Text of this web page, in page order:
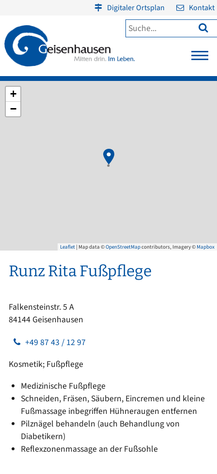
Digitaler Ortsplan Kontakt

+
−
Leaflet | Map data ©OpenStreetMapcontributors, Imagery © Mapbox
Runz Rita Fußpflege
Falkensteinstr. 5 A
84144 Geisenhausen
+49 87 43 / 12 97
Kosmetik; Fußpflege
Medizinische Fußpflege
Schneiden, Fräsen, Säubern, Eincremen und kleine
Fußmassage inbegriffen Hühneraugen entfernen
Pilznägel behandeln (auch Behandlung von
Diabetikern)
Reflexzonenmassage an der Fußsohle